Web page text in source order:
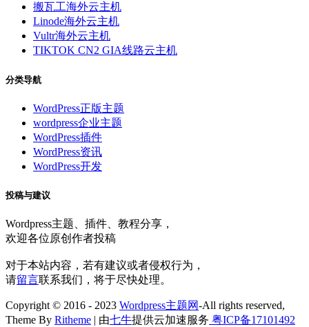
搬瓦工海外云主机
Linode海外云主机
Vultr海外云主机
TIKTOK CN2 GIA线路云主机
分类导航
WordPress正版主题
wordpress企业主题
WordPress插件
WordPress资讯
WordPress开发
投稿与建议
Wordpress主题、插件、教程分享，
欢迎各位原创作者投稿
对于本站内容，若有建议或者侵权行为，
请留言联系我们，将于尽快处理。
Copyright © 2016 - 2023 Wordpress主题网-All rights reserved,
Theme By Ritheme | 由七牛提供云加速服务 粤ICP备17101492